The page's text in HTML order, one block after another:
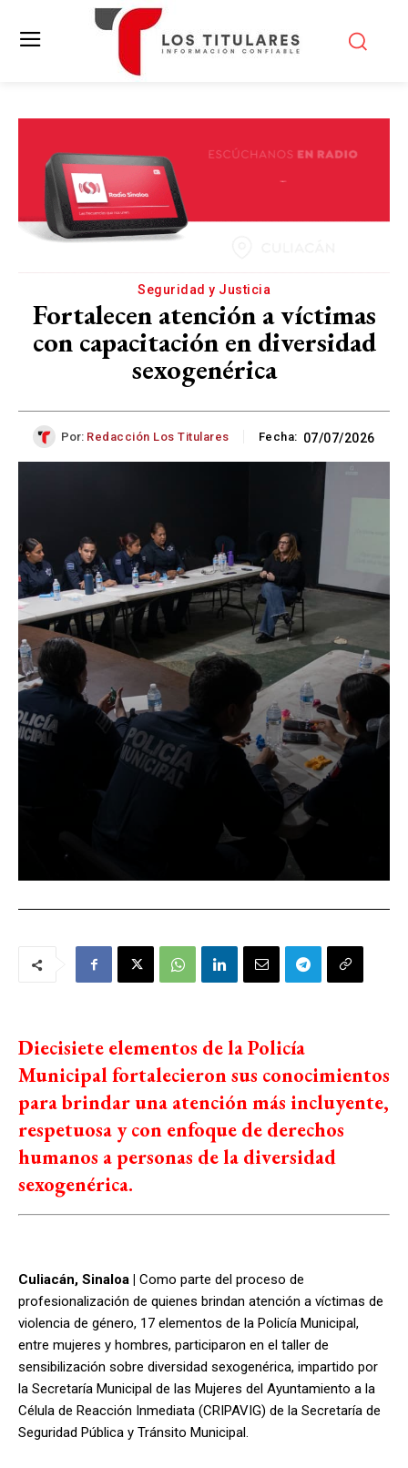
Seguridad y Justicia
Fortalecen atención a víctimas
con capacitación en diversidad
sexogenérica
Por: Redacción Los Titulares Fecha: 07/07/2026
Diecisiete elementos de la Policía
Municipal fortalecieron sus conocimientos
para brindar una atención más incluyente,
respetuosa y con enfoque de derechos
humanos a personas de la diversidad
sexogenérica.
Culiacán, Sinaloa | Como parte del proceso de
profesionalización de quienes brindan atención a víctimas de
violencia de género, 17 elementos de la Policía Municipal,
entre mujeres y hombres, participaron en el taller de
sensibilización sobre diversidad sexogenérica, impartido por
la Secretaría Municipal de las Mujeres del Ayuntamiento a la
Célula de Reacción Inmediata (CRIPAVIG) de la Secretaría de
Seguridad Pública y Tránsito Municipal.